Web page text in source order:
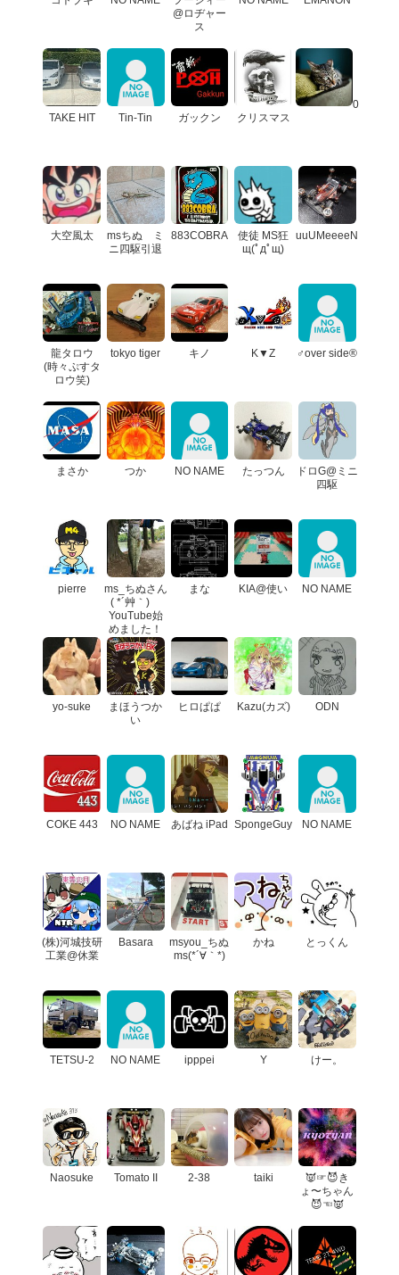
@ロヂャー
ス
TAKE HIT Tin-Tin ガックン クリスマス
0
大空風太
msちぬ ミ
ニ四駆引退
883COBRA
使徒 MS狂
щ(ﾟдﾟщ)
uuUMeeeeN
龍タロウ
(時々ぷすタ
ロウ笑)
tokyo tiger キノ K▼Z ♂over side®
まさか つか NO NAME たっつん
ドロG@ミニ
四駆
pierre
ms_ちぬさん
( *´艸｀)
YouTube始
めました！
まな KIA@使い NO NAME
yo-suke
まほうつか
い
ヒロぱぱ Kazu(カズ) ODN
COKE 443 NO NAME あばね iPad SpongeGuy NO NAME
(株)河城技研
工業@休業
Basara
msyou_ちぬ
ms(*´∀｀*)
かね とっくん
TETSU-2 NO NAME ipppei Y けー。
Naosuke Tomato II 2-38 taiki
👿☞😈き
ょ〜ちゃん
😈☜👿